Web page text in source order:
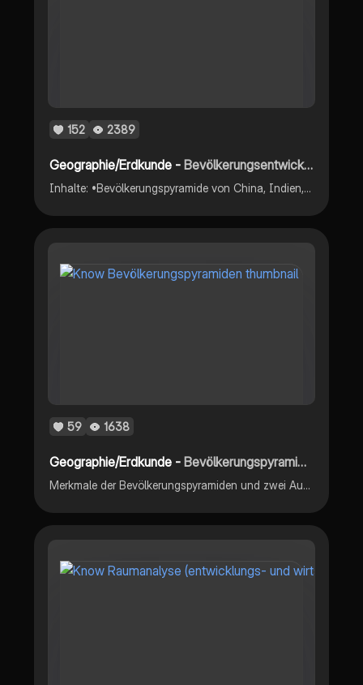
152 2389
Geographie/Erdkunde -Bevölkerungsentwicklungen beschreiben können
Inhalte: •Bevölkerungspyramide von China, Indien, Malaysia & Nigeria •Vergleich Bevölkerungspyramiden •Auswertung von Bevölkerungspyramiden und dessen Zuordnung •Entwicklung der Weltbevölkerung •Globalen Verteilung •Demographic Divide
59 1638
Geographie/Erdkunde -Bevölkerungspyramiden
Merkmale der Bevölkerungspyramiden und zwei Auswertung als Beispiel